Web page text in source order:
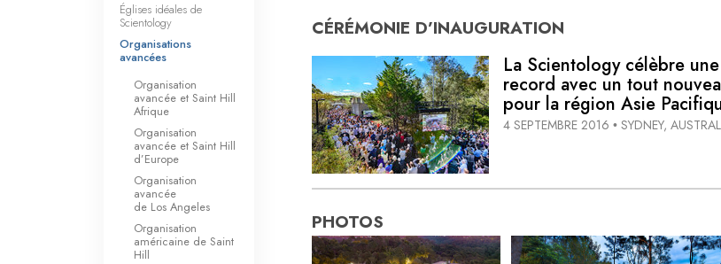
CÉRÉMONIE D’INAUGURATION
La Scientology célèbre
record avec un tout
pour la région Asie
4 SEPTEMBRE 2016 • SYDNEY,
PHOTOS
Églises idéales de
Scientology
Organisations
avancées
Organisation
avancée et Saint Hill
Afrique
Organisation
avancée et Saint Hill
d’Europe
Organisation
avancée
de Los Angeles
Organisation
américaine de Saint
Hill